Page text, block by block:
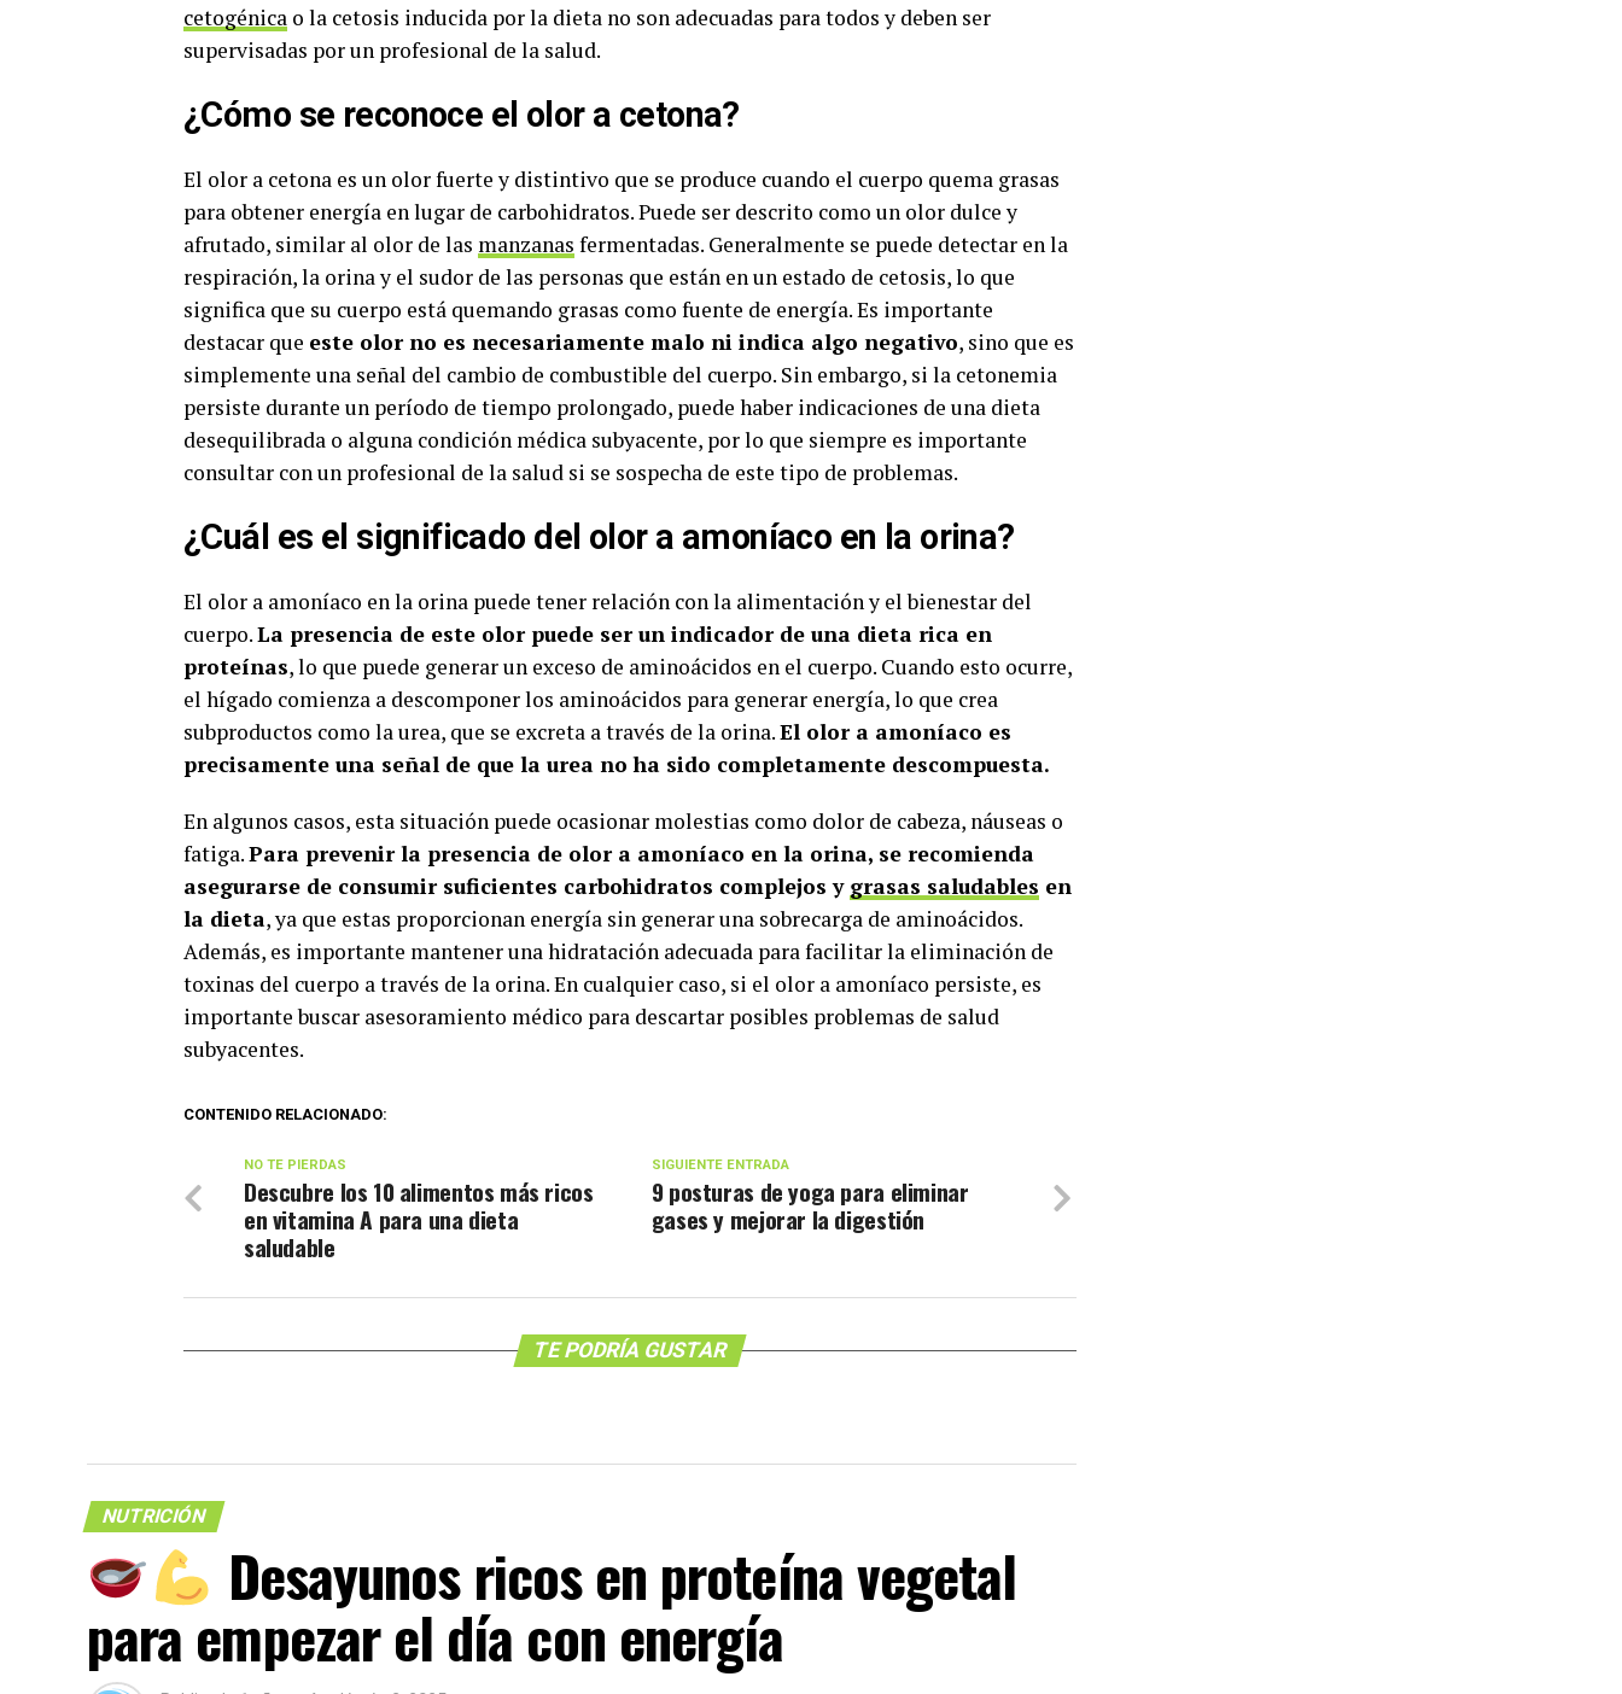
cetogénica o la cetosis inducida por la dieta no son adecuadas para todos y deben ser
supervisadas por un profesional de la salud.
¿Cómo se reconoce el olor a cetona?
El olor a cetona es un olor fuerte y distintivo que se produce cuando el cuerpo quema grasas
para obtener energía en lugar de carbohidratos. Puede ser descrito como un olor dulce y
afrutado, similar al olor de las manzanas fermentadas. Generalmente se puede detectar en la
respiración, la orina y el sudor de las personas que están en un estado de cetosis, lo que
significa que su cuerpo está quemando grasas como fuente de energía. Es importante
destacar que este olor no es necesariamente malo ni indica algo negativo, sino que es
simplemente una señal del cambio de combustible del cuerpo. Sin embargo, si la cetonemia
persiste durante un período de tiempo prolongado, puede haber indicaciones de una dieta
desequilibrada o alguna condición médica subyacente, por lo que siempre es importante
consultar con un profesional de la salud si se sospecha de este tipo de problemas.
¿Cuál es el significado del olor a amoníaco en la orina?
El olor a amoníaco en la orina puede tener relación con la alimentación y el bienestar del
cuerpo.La presencia de este olor puede ser un indicador de una dieta rica en
proteínas, lo que puede generar un exceso de aminoácidos en el cuerpo. Cuando esto ocurre,
el hígado comienza a descomponer los aminoácidos para generar energía, lo que crea
subproductos como la urea, que se excreta a través de la orina.El olor a amoníaco es
precisamente una señal de que la urea no ha sido completamente descompuesta.
En algunos casos, esta situación puede ocasionar molestias como dolor de cabeza, náuseas o
fatiga.Para prevenir la presencia de olor a amoníaco en la orina, se recomienda
asegurarse de consumir suficientes carbohidratos complejos y grasas saludables en
la dieta, ya que estas proporcionan energía sin generar una sobrecarga de aminoácidos.
Además, es importante mantener una hidratación adecuada para facilitar la eliminación de
toxinas del cuerpo a través de la orina. En cualquier caso, si el olor a amoníaco persiste, es
importante buscar asesoramiento médico para descartar posibles problemas de salud
subyacentes.
CONTENIDO RELACIONADO:
SIGUIENTE ENTRADA
9 posturas de yoga para eliminar
gases y mejorar la digestión
NO TE PIERDAS
Descubre los 10 alimentos más ricos
en vitamina A para una dieta
saludable
TE PODRÍA GUSTAR
NUTRICIÓN
Desayunos ricos en proteína vegetal
para empezar el día con energía